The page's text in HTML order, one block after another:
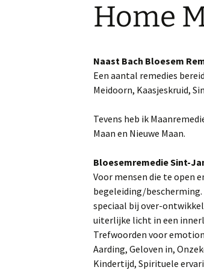
Home
Naast Bach Bloesem
Een aantal remedies
Meidoorn, Kaasjeskruid,
Tevens heb ik
Maan en Nieuwe Maan.
Bloesemremedie Sint-
Voor mensen die te open
begeleiding/
speciaal bij over-
uiterlijke licht in een
Trefwoorden voor
Aarding, Geloven in,
Kindertijd, Spirituele